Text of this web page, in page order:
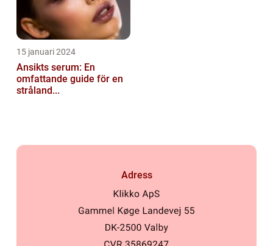
15 januari 2024
Ansikts serum: En
omfattande guide för en
stråland...
Adress